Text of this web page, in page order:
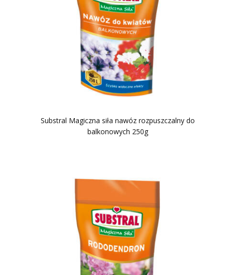
Substral Magiczna siła nawóz rozpuszczalny do
balkonowych 250g